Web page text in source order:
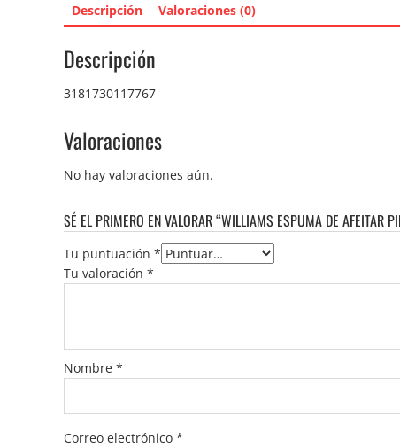
Descripción Valoraciones (0)
Descripción
3181730117767
Valoraciones
No hay valoraciones aún.
SÉ EL PRIMERO EN VALORAR “WILLIAMS ESPUMA DE AFEITAR
Tu puntuación *
Tu valoración *
Nombre *
Correo electrónico *